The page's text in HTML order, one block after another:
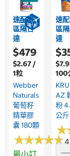
速配限
區隔日
達
$479
$2.67 /
1粒
Webber
Naturals
葡萄籽
精華膠
囊 180顆
★★★★★
★★★★★
速
區
達
100
AZ
粉
公斤
★
★